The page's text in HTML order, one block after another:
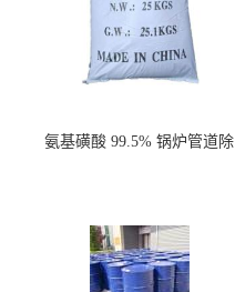
氨基磺酸 99.5% 锅炉管道除